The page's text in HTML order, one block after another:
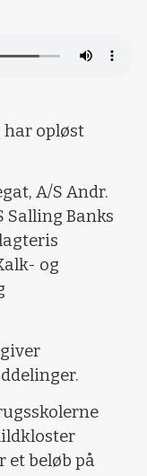
opløst
A/S Andr.
Banks
og
et beløb på